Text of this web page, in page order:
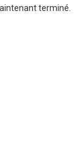
terminé.